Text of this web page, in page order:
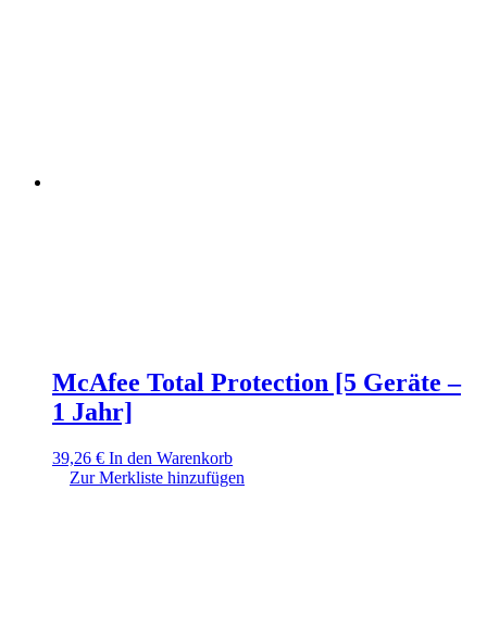
McAfee Total Protection [5 Geräte –
1 Jahr]
39,26 € In den Warenkorb
Zur Merkliste hinzufügen